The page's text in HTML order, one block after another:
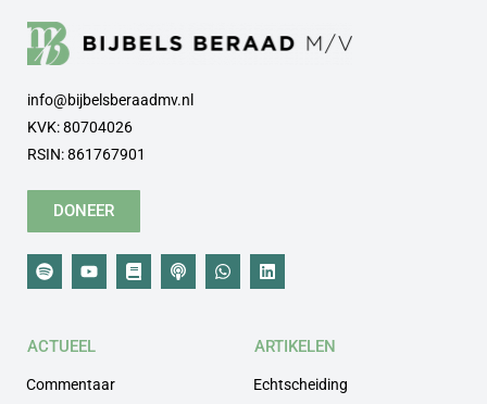
info@bijbelsberaadmv.nl
KVK: 80704026
RSIN: 861767901
DONEER
ACTUEEL
Commentaar
ARTIKELEN
Echtscheiding